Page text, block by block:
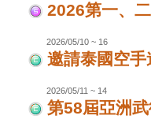
2026第一、
2026/05/10 ~ 16
邀請泰國空
2026/05/11 ~ 14
第58屆亞洲